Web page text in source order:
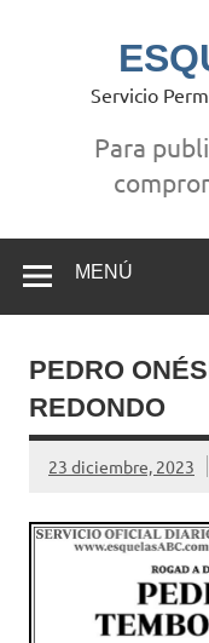
Servicio
Para
MENÚ
PEDRO
REDONDO
23 diciembre, 2023